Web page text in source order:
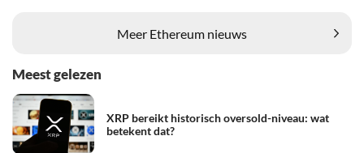
Meer Ethereum nieuws
Meest gelezen
XRP bereikt historisch oversold-niveau: wat
betekent dat?